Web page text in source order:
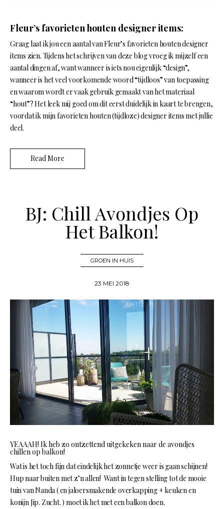
Fleur’s favorieten houten designer items:
Graag laat ik jou een aantal van Fleur’s favorieten houten designer
items zien. Tijdens het schrijven van deze blog vroeg ik mijzelf een
aantal dingen af, want wanneer is iets nou eigenlijk “design”,
wanneer is het veel voorkomende woord “tijdloos” van toepassing
en waarom wordt er vaak gebruik gemaakt van het materiaal
“hout”? Het leek mij goed om dit eerst duidelijk in kaart te brengen,
voordat ik mijn favorieten houten (tijdloze) designer items met jullie
deel.
Read More
BJ: Chill Avondjes Op
Het Balkon!
GROEN IN HUIS
23 MEI 2018
YEAAAH! Ik heb zo ontzettend uitgekeken naar de avondjes
chillen op balkon!
Wat is het toch fijn dat eindelijk het zonnetje weer is gaan schijnen!
Hup naar buiten met z’n allen! Want in tegen stelling tot de mooie
tuin van Nanda ( en jaloersmakende overkapping + keuken en
konijn Jip. Zucht. ) moet ik het met een balkon doen.